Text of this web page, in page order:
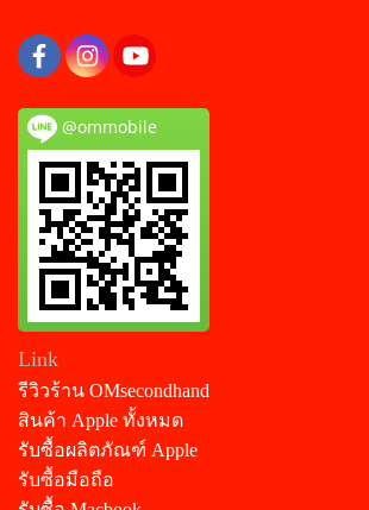
@ommobile
Link
รีวิวร้าน OMsecondhand
สินค้า Apple ทั้งหมด
รับซื้อผลิตภัณฑ์ Apple
รับซื้อมือถือ